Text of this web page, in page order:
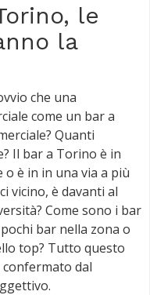
le
la
che una
come un bar a
Quanti
Il bar a Torino è in
o è in in una via a più
vicino, è davanti al
Come sono i bar
bar nella zona o
top? Tutto questo
confermato dal